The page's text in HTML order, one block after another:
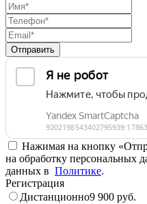
Отправить
Нажимая на кнопку
на обработку персональных
данных в Политике.
Регистрация
Дистанционно9 900 руб.